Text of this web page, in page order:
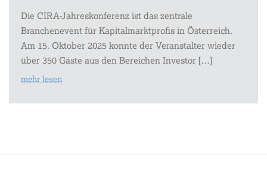
Die CIRA-Jahreskonferenz ist das zentrale
Branchenevent für Kapitalmarktprofis in Österreich.
Am 15. Oktober 2025 konnte der Veranstalter wieder
über 350 Gäste aus den Bereichen Investor […]
mehr lesen